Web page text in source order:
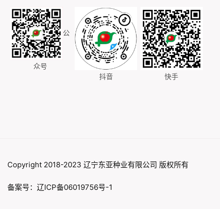
公
众号
抖音
快手
Copyright 2018-2023 辽宁东亚种业有限公司 版权所有
备案号：辽ICP备06019756号-1